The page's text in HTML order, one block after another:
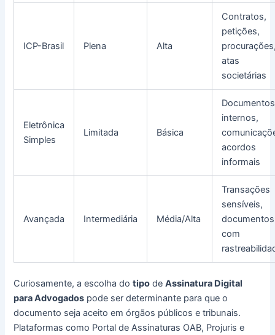
ICP-Brasil Plena Alta
Contratos,
petições,
atas
societárias
Eletrônica
Simples
Limitada Básica
Documentos
internos,
acordos
informais
Avançada Intermediária Média/Alta
Transações
sensíveis,
documentos
com
Curiosamente, a escolha dotipo deAssinatura Digital
para Advogados pode ser determinante para que o
documento seja aceito em órgãos públicos e tribunais.
Plataformas como Portal de Assinaturas OAB, Projuris e